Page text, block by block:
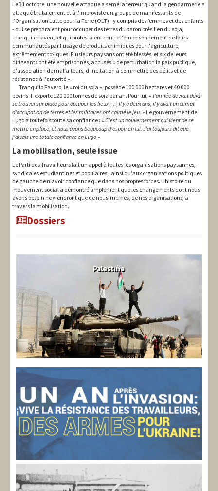
Le 31 octobre, une nouvelle attaque a semé la terreur quand la gendarmerie a
attaqué brutalement et à l'improviste un groupe de manifestants de
l'Organisation Lutte pour la Terre (OLT) - y compris des femmes et des enfants
- qui se préparaient pour occuper des terres du baron brésilien du soja,
Tranquilo Favero, et qui protestaient contre l'empoisonnement de leurs
communautés par l'usage de produits chimiques pour l'agriculture,
extrêmement toxiques. Plusieurs paysans ont été blessés, et six de leurs
dirigeants ont été emprisonnés, accusés « de perturbation la paix publique,
d'association de malfaiteurs, d'incitation à commettre des délits et de
résistance à l'autorité ».
Tranquilo Favero, le « roi du soja », possède 100 000 hectares et 40 000
bovins. Il exporte 120 000 tonnes de soja par an. Pour lui, « l'armée devrait déjà
se trouver sur place pour occuper les lieux[...] Il y a deux ans, il y avait un climat
d'occupation de terres et les militaires ont calmé le jeu. » Le gouvernement de
Lugo a toutefois toute sa confiance : « C'est un gouvernement qui vient de se
mettre en place, et nous avons beaucoup d'espoir en lui. J'ai toujours dit que
j'aivais une totale confiance en Lugo »
La mobilisation, seule issue
Le Parti des Travailleurs fait un appel à toutes les organisations paysannes,
syndicales estudiantines et populaires,, ainsi qu'aux organisations politiques
de gauche de n'avoir confiance que dans nos propres forces. L'histoire du
mouvement social a démontré amplement que les changements dont nous
avons besoin ne viendront que de nous-mêmes, de nos organisations, à
travers la mobilisation.
Dossiers
Palestine